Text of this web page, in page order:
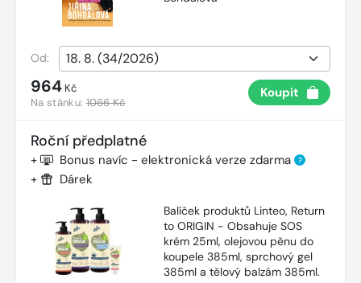
Od:
964 Kč
Na stánku:1066 Kč
Koupit
Roční předplatné
+ Bonus navíc - elektronická verze zdarma ?
+ Dárek
Balíček produktů Linteo, Return
to ORIGIN - Obsahuje SOS
krém 25ml, olejovou pěnu do
koupele 385ml, sprchový gel
385ml a tělový balzám 385ml.